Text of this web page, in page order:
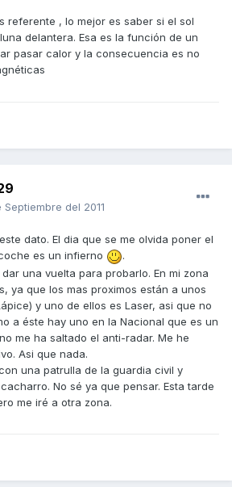
referente , lo mejor es saber si el sol
delantera. Esa es la función de un
pasar calor y la consecuencia es no
Septiembre del 2011
dato. El dia que se me olvida poner el
es un infierno
.
una vuelta para probarlo. En mi zona
ya que los mas proximos están a unos
y uno de ellos es Laser, asi que no
a éste hay uno en la Nacional que es un
me ha saltado el anti-radar. Me he
Asi que nada.
una patrulla de la guardia civil y
No sé ya que pensar. Esta tarde
me iré a otra zona.